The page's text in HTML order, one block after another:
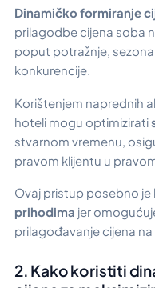
Dinamičko formiranje
prilagodbe cijena soba
poput potražnje,
konkurencije.
Korištenjem naprednih
hoteli mogu optimizirati
stvarnom vremenu,
pravom klijentu u
Ovaj pristup posebno je
prihodima jer
prilagođavanje cijena
2. Kako koristiti